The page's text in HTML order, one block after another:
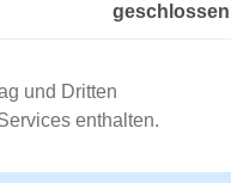
geschlossen
und Dritten
enthalten.